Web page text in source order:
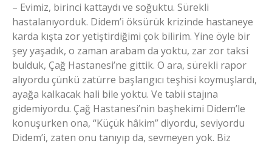
– Evimiz, birinci kattaydı ve soğuktu. Sürekli
hastalanıyorduk. Didem’i öksürük krizinde hastaneye
karda kışta zor yetiştirdiğimi çok bilirim. Yine öyle bir
şey yaşadık, o zaman arabam da yoktu, zar zor taksi
bulduk, Çağ Hastanesi’ne gittik. O ara, sürekli rapor
alıyordu çünkü zatürre başlangıcı teşhisi koymuşlardı,
ayağa kalkacak hali bile yoktu. Ve tabii stajına
gidemiyordu. Çağ Hastanesi’nin başhekimi Didem’le
konuşurken ona, “Küçük hâkim” diyordu, seviyordu
Didem’i, zaten onu tanıyıp da, sevmeyen yok. Biz